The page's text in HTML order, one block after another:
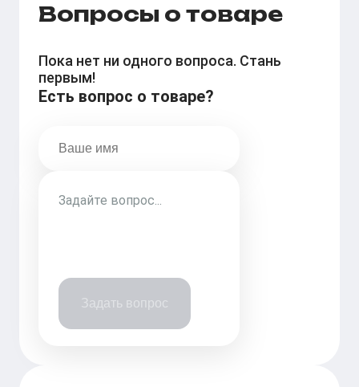
Вопросы о товаре
Пока нет ни одного вопроса. Стань
первым!
Есть вопрос о товаре?
Задать вопрос